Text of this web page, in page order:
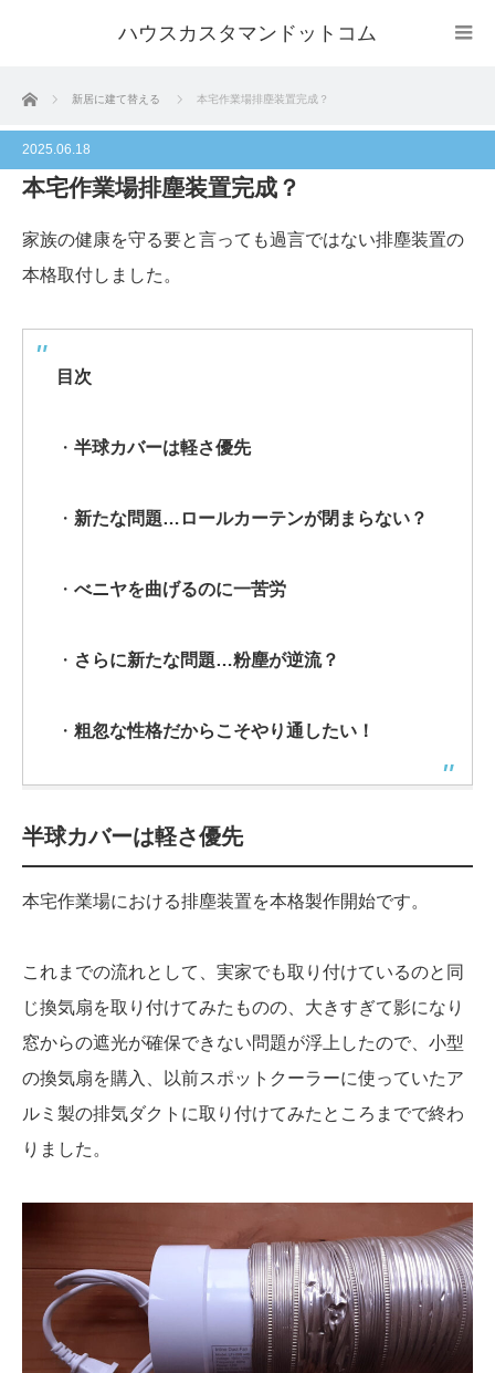
ハウスカスタマンドットコム
ホーム 新居に建て替える 本宅作業場排塵装置完成？
2025.06.18
本宅作業場排塵装置完成？
家族の健康を守る要と言っても過言ではない排塵装置の
本格取付しました。
目次
・ 半球カバーは軽さ優先
・ 新たな問題…ロールカーテンが閉まらない？
・ べニヤを曲げるのに一苦労
・ さらに新たな問題…粉塵が逆流？
・ 粗忽な性格だからこそやり通したい！
半球カバーは軽さ優先
本宅作業場における排塵装置を本格製作開始です。
これまでの流れとして、実家でも取り付けているのと同
じ換気扇を取り付けてみたものの、大きすぎて影になり
窓からの遮光が確保できない問題が浮上したので、小型
の換気扇を購入、以前スポットクーラーに使っていたア
ルミ製の排気ダクトに取り付けてみたところまでで終わ
りました。